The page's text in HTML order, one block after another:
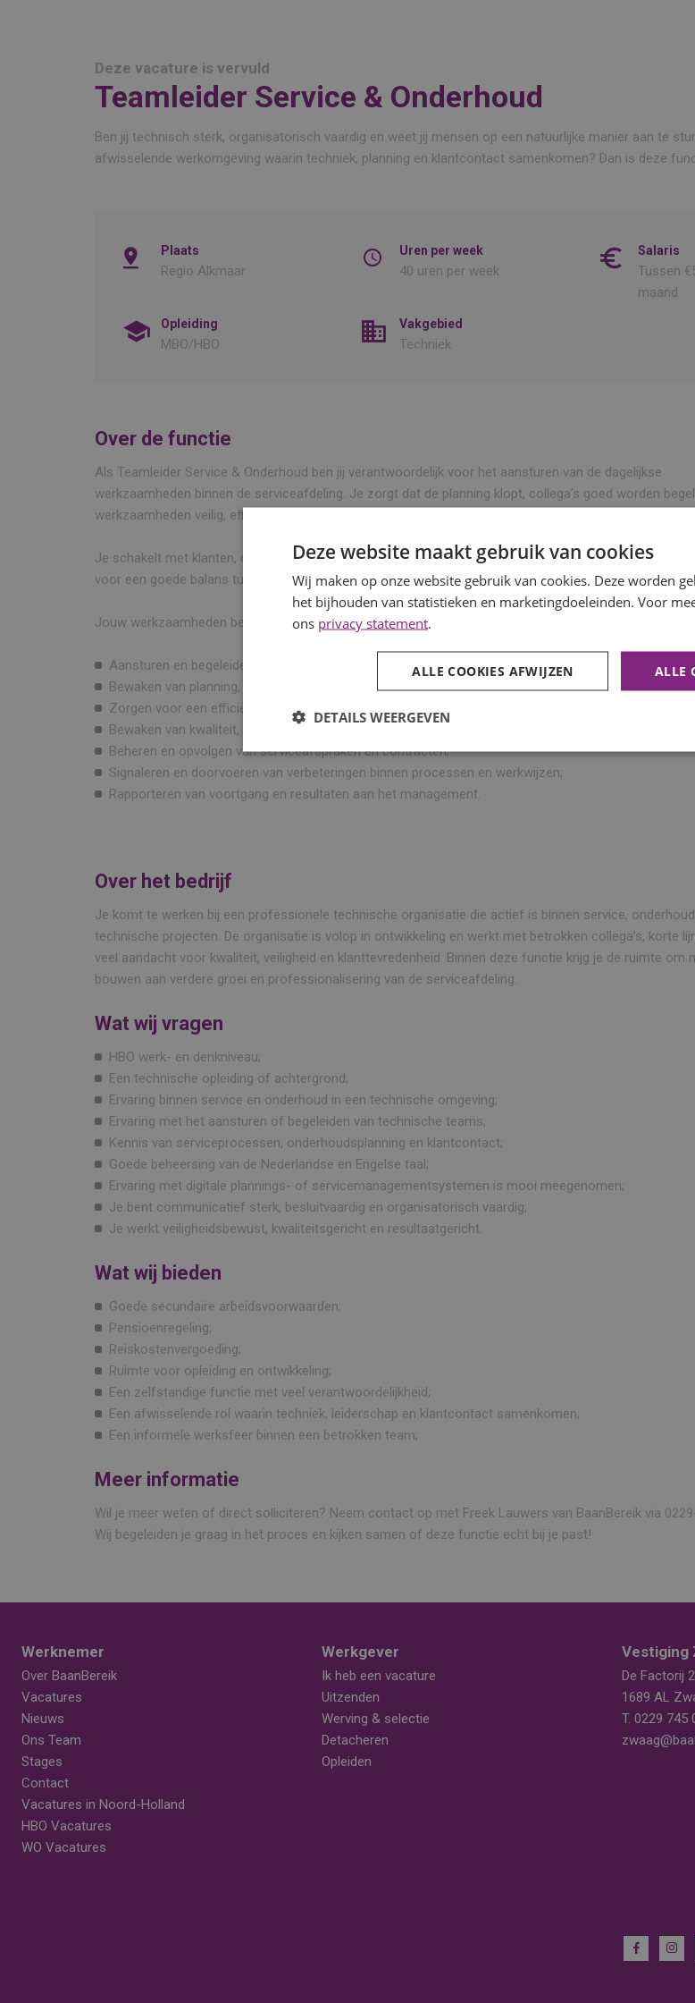
Deze vacature is vervuld
Teamleider Service & Onderhoud
Ben jij technisch sterk, organisatorisch vaardig en weet jij mensen op een natuurlijke manier aan te
afwisselende werkomgeving waarin techniek, planning en klantcontact samenkomen? Dan is deze
Plaats
Regio Alkmaar
Uren per week
40 uren per week
Salaris
Tussen
maand
Opleiding
MBO/HBO
Vakgebied
Techniek
Over de functie
Als Teamleider Service & Onderhoud ben jij verantwoordelijk voor het aansturen van de dagelijkse
werkzaamheden binnen de serviceafdeling. Je zorgt dat de planning klopt, collega’s goed worden
werkzaamheden veilig, efficiënt en volgens afspraak worden uitgevoerd.
Je schakelt met klanten, collega’s en het management. Daarbij houd je overzicht, stel je prioriteiten en
voor een goede balans tussen kwaliteit, klanttevredenheid en resultaat.
Jouw werkzaamheden bestaan onder andere uit:
Aansturen en begeleiden van technische collega’s;
Bewaken van planning, capaciteit en voortgang;
Zorgen voor een efficiënte uitvoering van service- en onderhoudswerkzaamheden;
Bewaken van kwaliteit, veiligheid en klanttevredenheid;
Beheren en opvolgen van serviceafspraken en contracten;
Signaleren en doorvoeren van verbeteringen binnen processen en werkwijzen;
Rapporteren van voortgang en resultaten aan het management.
Over het bedrijf
Je komt te werken bij een professionele technische organisatie die actief is binnen service,
technische projecten. De organisatie is volop in ontwikkeling en werkt met betrokken collega’s, korte
veel aandacht voor kwaliteit, veiligheid en klanttevredenheid. Binnen deze functie krijg je de ruimte om
bouwen aan verdere groei en professionalisering van de serviceafdeling.
Wat wij vragen
HBO werk- en denkniveau;
Een technische opleiding of achtergrond;
Ervaring binnen service en onderhoud in een technische omgeving;
Ervaring met het aansturen of begeleiden van technische teams;
Kennis van serviceprocessen, onderhoudsplanning en klantcontact;
Goede beheersing van de Nederlandse en Engelse taal;
Ervaring met digitale plannings- of servicemanagementsystemen is mooi meegenomen;
Je bent communicatief sterk, besluitvaardig en organisatorisch vaardig;
Je werkt veiligheidsbewust, kwaliteitsgericht en resultaatgericht.
Wat wij bieden
Goede secundaire arbeidsvoorwaarden;
Pensioenregeling;
Reiskostenvergoeding;
Ruimte voor opleiding en ontwikkeling;
Een zelfstandige functie met veel verantwoordelijkheid;
Een afwisselende rol waarin techniek, leiderschap en klantcontact samenkomen;
Een informele werksfeer binnen een betrokken team;
Meer informatie
Wil je meer weten of direct solliciteren? Neem contact op met Freek Lauwers van BaanBereik via
Wij begeleiden je graag in het proces en kijken samen of deze functie echt bij je past!
Werknemer
Over BaanBereik
Vacatures
Nieuws
Ons Team
Stages
Contact
Vacatures in Noord-Holland
HBO Vacatures
WO Vacatures
Werkgever
Ik heb een vacature
Uitzenden
Werving & selectie
Detacheren
Opleiden
Vestiging
De Factorij
1689 AL
T. 0229 745
Deze website maakt gebruik van cookies
Wij maken op onze website gebruik van cookies. Deze worden
het bijhouden van statistieken en marketingdoeleinden. Voor
ons privacy statement.
ALLE
ALLE COOKIES AFWIJZEN
DETAILS WEERGEVEN